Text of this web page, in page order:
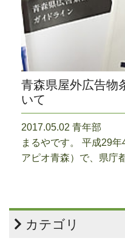
青森県屋外広告物
いて
2017.05.02 青年部
まるやです。 平成29
アピオ青森）で、県庁
カテゴリ